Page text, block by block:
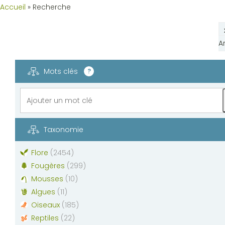
Accueil » Recherche
Mots clés ?
Taxonomie
Flore (2454)
Fougères (299)
Mousses (10)
Algues (11)
Oiseaux (185)
Reptiles (22)